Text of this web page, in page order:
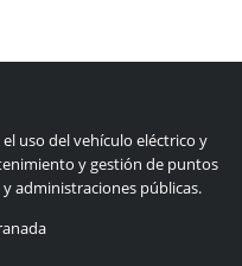
uso del vehículo eléctrico y
y gestión de puntos
administraciones públicas.